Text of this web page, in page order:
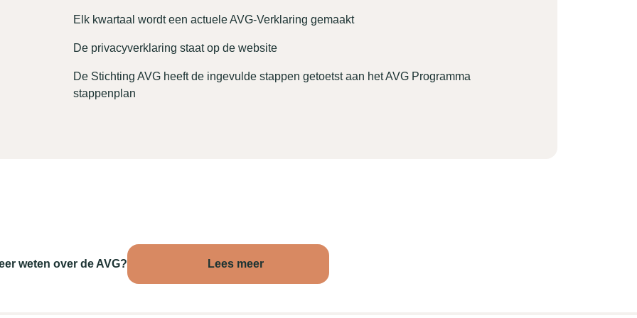
Elk kwartaal wordt een actuele AVG-Verklaring gemaakt
De privacyverklaring staat op de website
De Stichting AVG heeft de ingevulde stappen getoetst aan het AVG Programma
stappenplan
weten over de AVG? Lees meer